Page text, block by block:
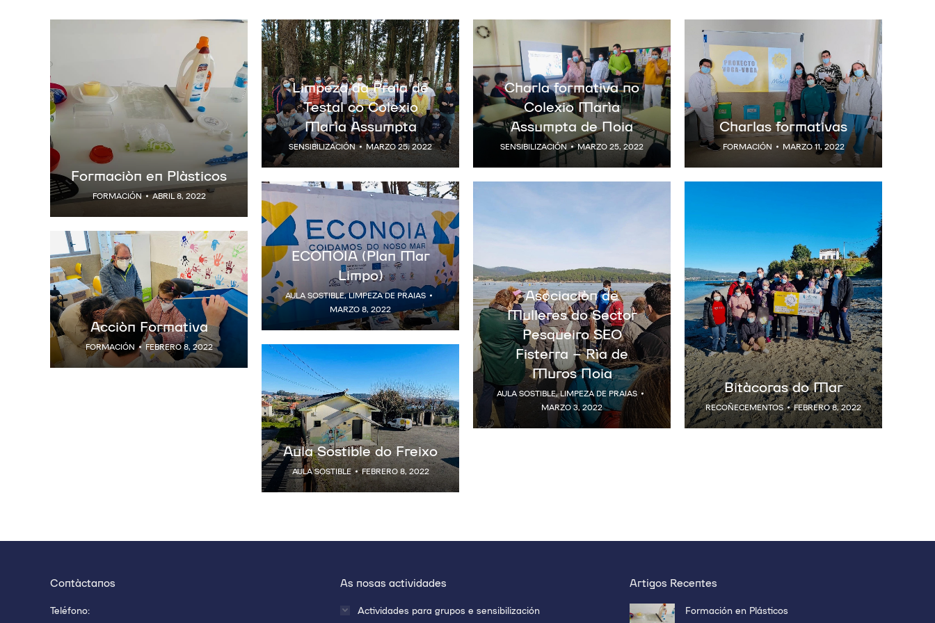
Formación en Plásticos
FORMACIÓN ABRIL 8, 2022
Limpeza da Praia de
Testal co Colexio
María Assumpta
SENSIBILIZACIÓN MARZO 25, 2022
Charla formativa no
Colexio María
Assumpta de Noia
SENSIBILIZACIÓN MARZO 25, 2022
Charlas formativas
FORMACIÓN MARZO 11, 2022
ECONOIA (Plan Mar
Limpo)
AULA SOSTIBLE,LIMPEZA DE PRAIAS
MARZO 8, 2022
Asociación de
Mulleres do Sector
Pesqueiro SEO
Fisterra – Ría de
Muros Noia
AULA SOSTIBLE,LIMPEZA DE PRAIAS
MARZO 3, 2022
Bitácoras do Mar
RECOÑECEMENTOS FEBRERO 8, 2022
Acción Formativa
FORMACIÓN FEBRERO 8, 2022
Aula Sostible do Freixo
AULA SOSTIBLE FEBRERO 8, 2022
Contáctanos
Teléfono:
As nosas actividades
Actividades para grupos e sensibilización
Artigos Recentes
Formación en Plásticos